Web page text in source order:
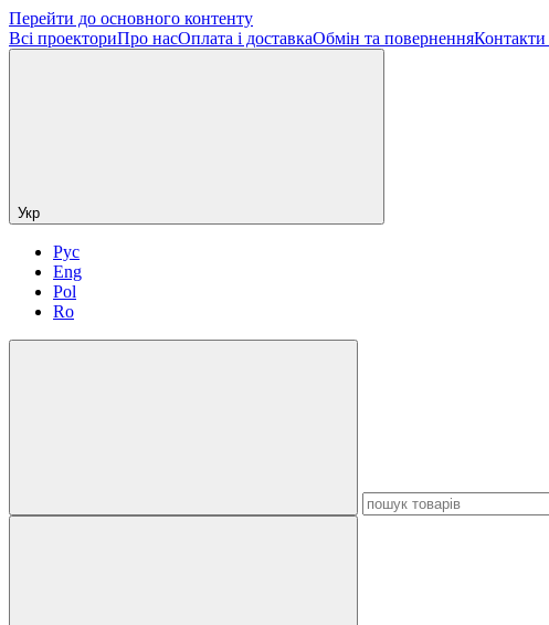
Перейти до основного контенту
Всі проекториПро насОплата і доставкаОбмін та поверненняКонтакти
Укр
Рус
Eng
Pol
Ro